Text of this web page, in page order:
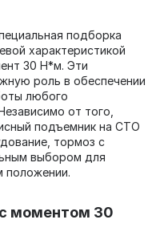
подборка
характеристикой
30 Н*м. Эти
роль в обеспечении
любого
от того,
подъемник на СТО
тормоз с
выбором для
положении.
моментом 30